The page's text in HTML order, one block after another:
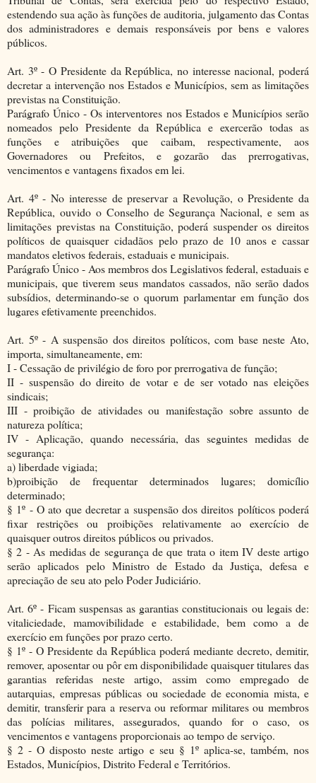
estendendo sua ação às funções de auditoria, julgamento das Contas
dos administradores e demais responsáveis por bens e valores
públicos.
Art. 3º - O Presidente da República, no interesse nacional, poderá
decretar a intervenção nos Estados e Municípios, sem as limitações
previstas na Constituição.
Parágrafo Único - Os interventores nos Estados e Municípios serão
nomeados pelo Presidente da República e exercerão todas as
funções e atribuições que caibam, respectivamente, aos
Governadores ou Prefeitos, e gozarão das prerrogativas,
vencimentos e vantagens fixados em lei.
Art. 4º - No interesse de preservar a Revolução, o Presidente da
República, ouvido o Conselho de Segurança Nacional, e sem as
limitações previstas na Constituição, poderá suspender os direitos
políticos de quaisquer cidadãos pelo prazo de 10 anos e cassar
mandatos eletivos federais, estaduais e municipais.
Parágrafo Único - Aos membros dos Legislativos federal, estaduais e
municipais, que tiverem seus mandatos cassados, não serão dados
subsídios, determinando-se o quorum parlamentar em função dos
lugares efetivamente preenchidos.
Art. 5º - A suspensão dos direitos políticos, com base neste Ato,
importa, simultaneamente, em:
I - Cessação de privilégio de foro por prerrogativa de função;
II - suspensão do direito de votar e de ser votado nas eleições
sindicais;
III - proibição de atividades ou manifestação sobre assunto de
natureza política;
IV - Aplicação, quando necessária, das seguintes medidas de
segurança:
a) liberdade vigiada;
b)proibição de frequentar determinados lugares; domicílio
determinado;
§ 1º - O ato que decretar a suspensão dos direitos políticos poderá
fixar restrições ou proibições relativamente ao exercício de
quaisquer outros direitos públicos ou privados.
§ 2 - As medidas de segurança de que trata o item IV deste artigo
serão aplicados pelo Ministro de Estado da Justiça, defesa e
apreciação de seu ato pelo Poder Judiciário.
Art. 6º - Ficam suspensas as garantias constitucionais ou legais de:
vitaliciedade, mamovibilidade e estabilidade, bem como a de
exercício em funções por prazo certo.
§ 1º - O Presidente da República poderá mediante decreto, demitir,
remover, aposentar ou pôr em disponibilidade quaisquer titulares das
garantias referidas neste artigo, assim como empregado de
autarquias, empresas públicas ou sociedade de economia mista, e
demitir, transferir para a reserva ou reformar militares ou membros
das polícias militares, assegurados, quando for o caso, os
vencimentos e vantagens proporcionais ao tempo de serviço.
§ 2 - O disposto neste artigo e seu § 1º aplica-se, também, nos
Estados, Municípios, Distrito Federal e Territórios.